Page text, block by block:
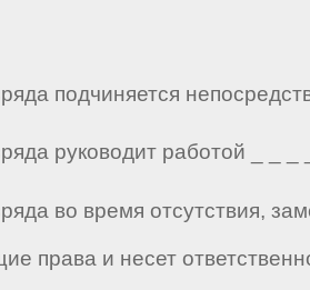
подчиняется
руководит работой _ _ _
во время отсутствия,
права и несет